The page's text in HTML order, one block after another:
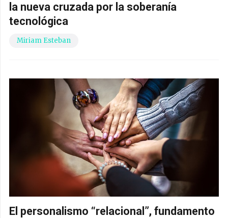
la nueva cruzada por la soberanía
tecnológica
Miriam Esteban
El personalismo “relacional”, fundamento